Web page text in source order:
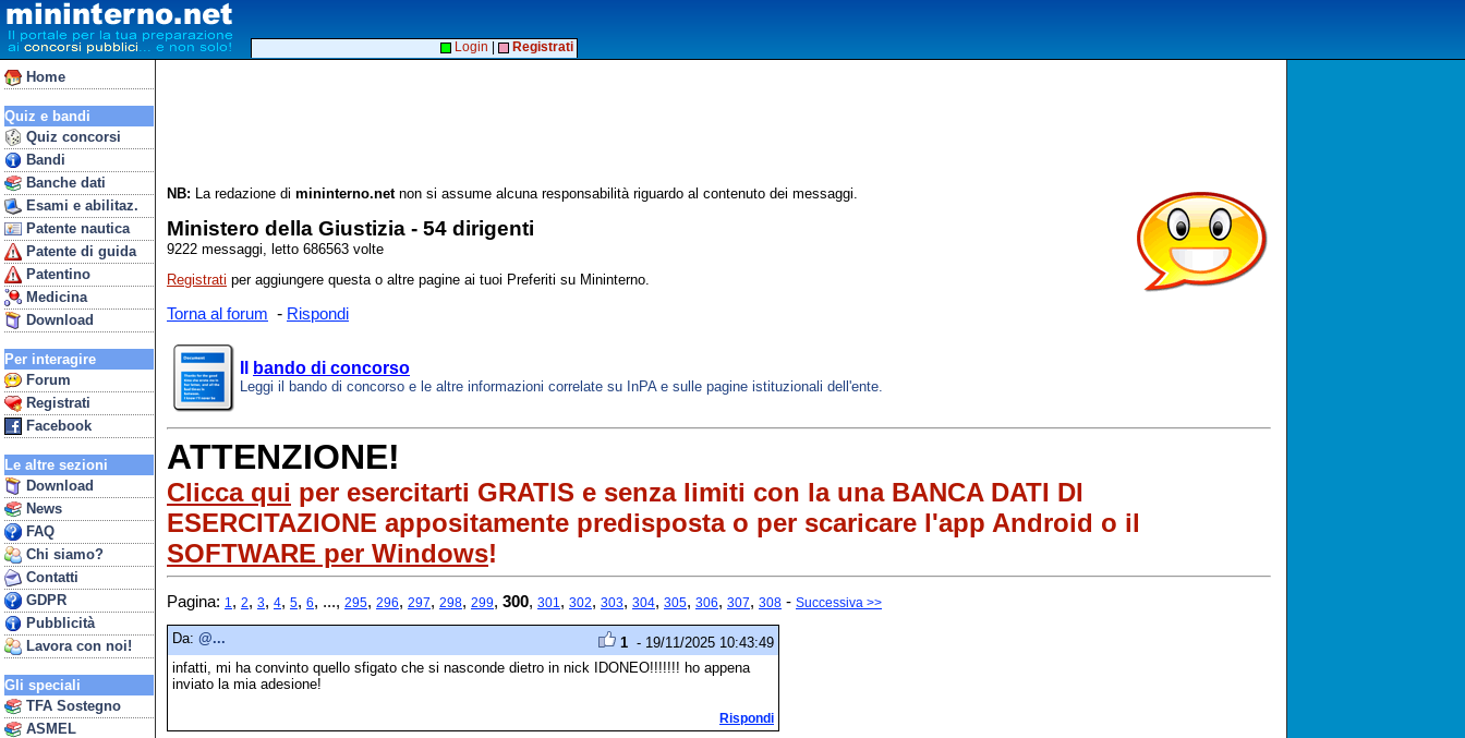
Home
Quiz e bandi
Quiz concorsi
Bandi
Banche dati
Esami e abilitaz.
Patente nautica
Patente di guida
Patentino
Medicina
Download
Per interagire
Forum
Registrati
Facebook
Le altre sezioni
Download
News
FAQ
Chi siamo?
Contatti
GDPR
Pubblicità
Lavora con noi!
Gli speciali
TFA Sostegno
ASMEL
Login Registrati
NB: La redazione di mininterno.netnon si assume alcuna responsabilità riguardo al contenuto dei messaggi.
Ministero della Giustizia - 54 dirigenti
9222 messaggi, letto 686563 volte
Registrati per aggiungere questa o altre pagine ai tuoi Preferiti su Mininterno.
Torna al forum - Rispondi
bando di concorso
Leggi il bando di concorso e le altre informazioni correlate su InPA e sulle pagine istituzionali dell'ente.
ATTENZIONE!
Clicca qui per esercitarti GRATIS e senza limiti con la una BANCA DATI DI
ESERCITAZIONE appositamente predisposta o per scaricare l'app Android o il
SOFTWARE per Windows!
Pagina: 1 , 2, 3, 4, 5, 6, ..., 295, 296, 297, 298, 299, 300, 301 , 302, 303, 304, 305, 306, 307, 308 - Successiva >>
Da: @... 1 - 19/11/2025 10:43:49
infatti, mi ha convinto quello sfigato che si nasconde dietro in nick IDONEO!!!!!!! ho appena
inviato la mia adesione!
Rispondi